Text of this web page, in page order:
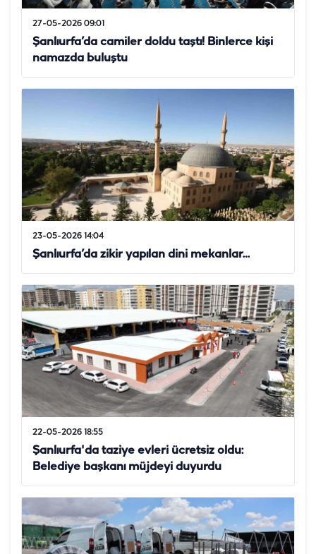
27-05-2026 09:01
Şanlıurfa’da camiler doldu taştı! Binlerce kişi
namazda buluştu
23-05-2026 14:04
Şanlıurfa’da zikir yapılan dini mekanlar…
22-05-2026 18:55
Şanlıurfa'da taziye evleri ücretsiz oldu:
Belediye başkanı müjdeyi duyurdu